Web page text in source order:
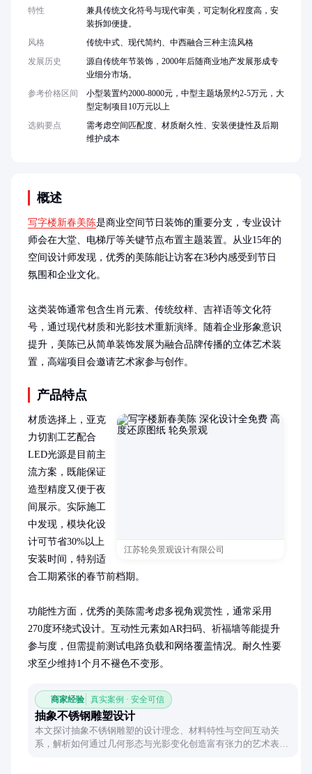
概述
写字楼新春美陈是商业空间节日装饰的重要分支，专业设计
师会在大堂、电梯厅等关键节点布置主题装置。从业15年的
空间设计师发现，优秀的美陈能让访客在3秒内感受到节日
氛围和企业文化。
这类装饰通常包含生肖元素、传统纹样、吉祥语等文化符
号，通过现代材质和光影技术重新演绎。随着企业形象意识
提升，美陈已从简单装饰发展为融合品牌传播的立体艺术装
置，高端项目会邀请艺术家参与创作。
产品特点
江苏轮奂景观设计有限公司
材质选择上，亚克
力切割工艺配合
LED光源是目前主
流方案，既能保证
造型精度又便于夜
间展示。实际施工
中发现，模块化设
计可节省30%以上
安装时间，特别适
合工期紧张的春节前档期。
功能性方面，优秀的美陈需考虑多视角观赏性，通常采用
270度环绕式设计。互动性元素如AR扫码、祈福墙等能提升
参与度，但需提前测试电路负载和网络覆盖情况。耐久性要
求至少维持1个月不褪色不变形。
商家经验 真实案例 · 安全可信
抽象不锈钢雕塑设计
本文探讨抽象不锈钢雕塑的设计理念、材料特性与空间互动关
系，解析如何通过几何形态与光影变化创造富有张力的艺术表
特性
兼具传统文化符号与现代审美，可定制化程度高，安
装拆卸便捷。
风格
传统中式、现代简约、中西融合三种主流风格
发展历史
源自传统年节装饰，2000年后随商业地产发展形成专
业细分市场。
参考价格区间
小型装置约2000-8000元，中型主题场景约2-5万元，大
型定制项目10万元以上
选购要点
需考虑空间匹配度、材质耐久性、安装便捷性及后期
维护成本